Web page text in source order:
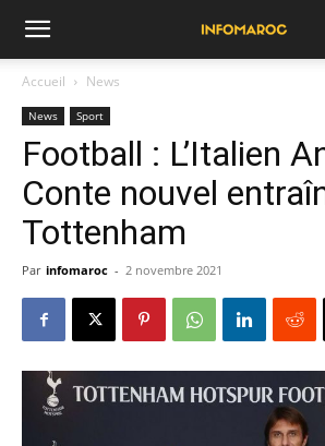
Accueil News
News Sport
Football : L’Italien
Conte nouvel
Tottenham
Par infomaroc - 2 novembre 2021